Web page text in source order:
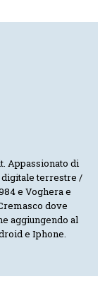
Appassionato di
terrestre /
e Voghera e
dove
aggiungendo al
e Iphone.